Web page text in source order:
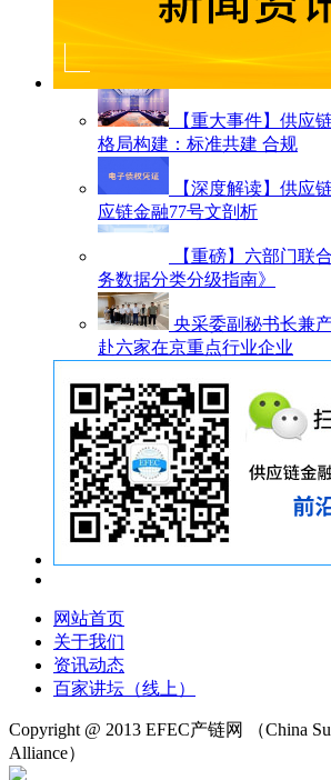
【重大事件】供应
格局构建：标准共建 合规
【深度解读】供应
应链金融77号文剖析
【重磅】六部门联
务数据分类分级指南》
央采委副秘书长兼
赴六家在京重点行业企业
网站首页
关于我们
资讯动态
百家讲坛（线上）
Copyright @ 2013 EFEC产链网
（China
Alliance）